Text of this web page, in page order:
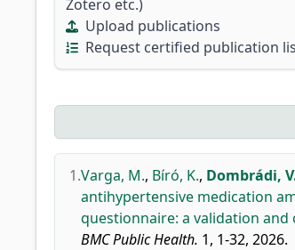
Zotero etc.)
Upload publications
Request certified publication
1.Varga, M., Bíró, K., Dombrádi,
antihypertensive medication
questionnaire: a validation and
BMC Public Health. 1, 1-32, 2026.